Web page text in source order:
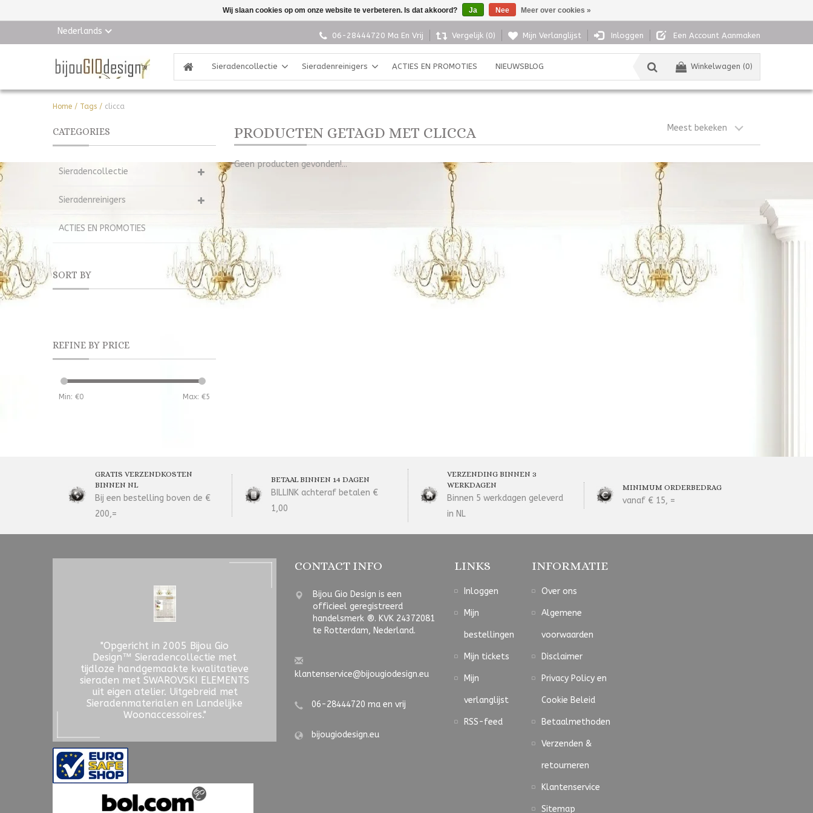
Nederlands 06-28444720 Ma En Vrij Vergelijk (0) Mijn Verlanglijst Inloggen Een Account Aanmaken
Winkelwagen (0)
Sieradencollectie Sieradenreinigers ACTIES EN PROMOTIES NIEUWSBLOG
Home / Tags / clicca
CATEGORIES
Sieradencollectie
Sieradenreinigers
ACTIES EN PROMOTIES
SORT BY
REFINE BY PRICE
Min: €0 Max: €5
PRODUCTEN GETAGD MET CLICCA Meest bekeken
Geen producten gevonden!...
GRATIS VERZENDKOSTEN
BINNEN NL
Bij een bestelling boven de €
200,=
BETAAL BINNEN 14 DAGEN
BILLINK achteraf betalen €
1,00
VERZENDING BINNEN 3
WERKDAGEN
Binnen 5 werkdagen geleverd
in NL
MINIMUM ORDERBEDRAG
vanaf € 15, =
"Opgericht in 2005 Bijou Gio
Design™ Sieradencollectie met
tijdloze handgemaakte kwalitatieve
sieraden met SWAROVSKI ELEMENTS
uit eigen atelier. Uitgebreid met
Sieradenmaterialen en Landelijke
Woonaccessoires."
CONTACT INFO
Bijou Gio Design is een
officieel geregistreerd
handelsmerk ®. KVK 24372081
te Rotterdam, Nederland.
klantenservice@bijougiodesign.eu
06-28444720 ma en vrij
bijougiodesign.eu
LINKS
Inloggen
Mijn
bestellingen
Mijn tickets
Mijn
verlanglijst
RSS-feed
INFORMATIE
Over ons
Algemene
voorwaarden
Disclaimer
Privacy Policy en
Cookie Beleid
Betaalmethoden
Verzenden &
retourneren
Klantenservice
Sitemap
Wij slaan cookies op om onze website te verbeteren. Is dat akkoord? Ja Nee Meer over cookies »